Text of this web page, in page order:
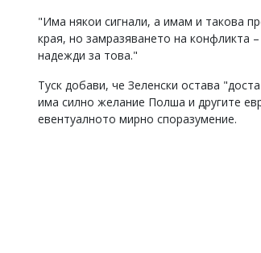
"Има някои сигнали, а имам и такова
края, но замразяването на конфликта
надежди за това."
Туск добави, че Зеленски остава
има силно желание Полша и другите
евентуалното мирно споразумение.